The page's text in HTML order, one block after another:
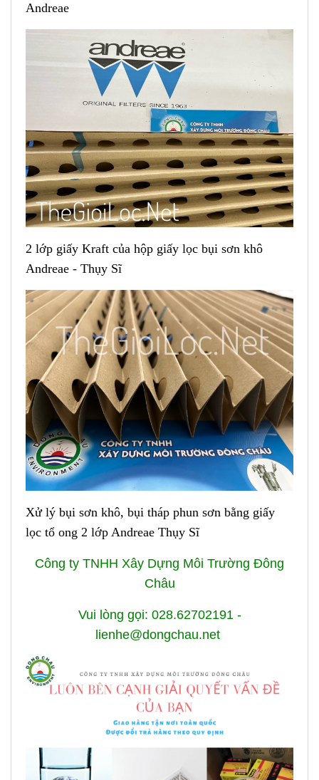
Andreae
2 lớp giấy Kraft của hộp giấy lọc bụi sơn khô
Andreae - Thụy Sĩ
Xử lý bụi sơn khô, bụi tháp phun sơn bằng giấy
lọc tổ ong 2 lớp Andreae Thụy Sĩ
Công ty TNHH Xây Dựng Môi Trường Đông
Châu
Vui lòng gọi: 028.62702191 -
lienhe@dongchau.net